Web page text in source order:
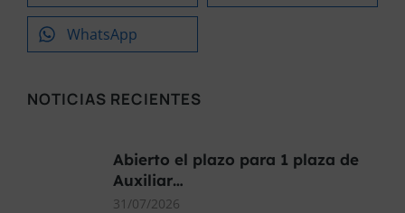
WhatsApp
NOTICIAS RECIENTES
Abierto el plazo para 1 plaza de
Auxiliar…
31/07/2026